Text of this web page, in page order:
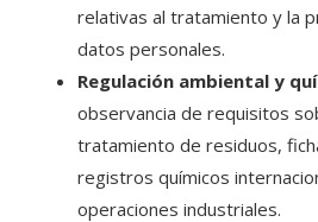
relativas al tratamiento y la
datos personales.
Regulación ambiental y
observancia de requisitos
tratamiento de residuos,
registros químicos
operaciones industriales.